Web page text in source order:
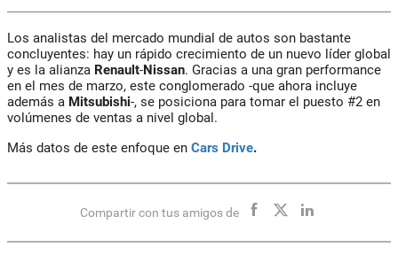
Los analistas del mercado mundial de autos son bastante
concluyentes: hay un rápido crecimiento de un nuevo líder global
y es la alianza Renault-Nissan. Gracias a una gran performance
en el mes de marzo, este conglomerado -que ahora incluye
además a Mitsubishi-, se posiciona para tomar el puesto #2 en
volúmenes de ventas a nivel global.
Más datos de este enfoque en Cars Drive.
Compartir con tus amigos de